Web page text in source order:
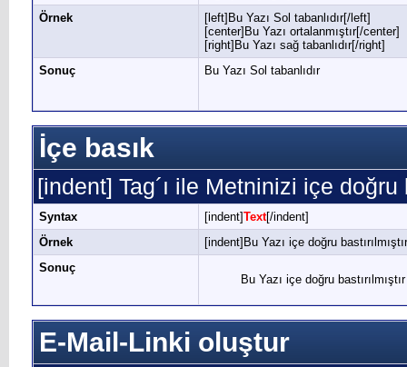
Örnek
[left]Bu Yazı Sol tabanlıdır[/left]
[center]Bu Yazı ortalanmıştır[/center]
[right]Bu Yazı sağ tabanlıdır[/right]
Sonuç
Bu Yazı Sol tabanlıdır
İçe basık
[indent] Tag´ı ile Metninizi içe
Syntax [indent]Text[/indent]
Örnek
[indent]Bu Yazı içe doğru
Sonuç
Bu Yazı içe doğru bastırılmıştır
E-Mail-Linki oluştur